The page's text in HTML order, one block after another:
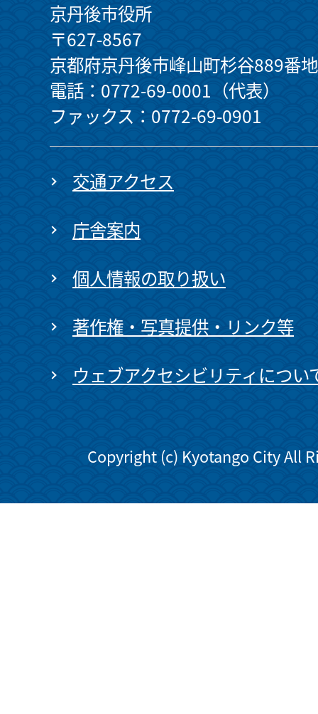
京丹後市役所
〒627-8567
京都府京丹後市峰山町杉谷889番地
電話：0772-69-0001（代表）
ファックス：0772-69-0901
交通アクセス
庁舎案内
個人情報の取り扱い
著作権・写真提供・リンク等
ウェブアクセシビリティについ
Copyright (c) Kyotango City All